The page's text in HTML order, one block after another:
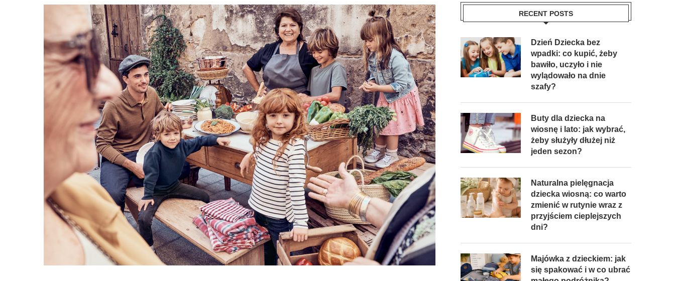
RECENT POSTS
Dzień Dziecka bez
wpadki: co kupić, żeby
bawiło, uczyło i nie
wylądowało na dnie
szafy?
Buty dla dziecka na
wiosnę i lato: jak wybrać,
żeby służyły dłużej niż
jeden sezon?
Naturalna pielęgnacja
dziecka wiosną: co warto
zmienić w rutynie wraz z
przyjściem cieplejszych
dni?
Majówka z dzieckiem: jak
się spakować i w co ubrać